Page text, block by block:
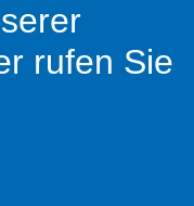
rufen Sie